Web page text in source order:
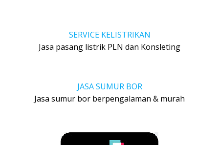
SERVICE KELISTRIKAN
Jasa pasang listrik PLN dan Konsleting
JASA SUMUR BOR
Jasa sumur bor berpengalaman & murah